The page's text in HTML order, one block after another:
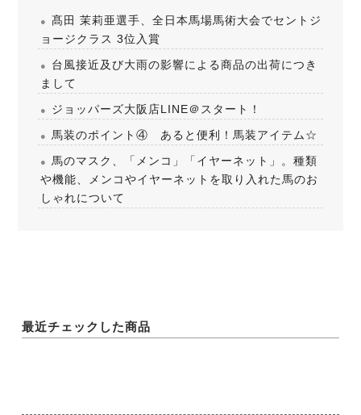
髙田 茉莉亜選手、全日本馬場馬術大会でセントジ
ョージクラス 3位入賞
台風接近及び大雨の影響による商品の出荷につき
まして
ジョッパーズ大阪店LINE＠スタート！
馬装のポイント④ あると便利！馬装アイテム☆
馬のマスク、「メンコ」「イヤーネット」。種類
や機能、メンコやイヤーネットを取り入れた馬のお
しゃれについて
最近チェックした商品